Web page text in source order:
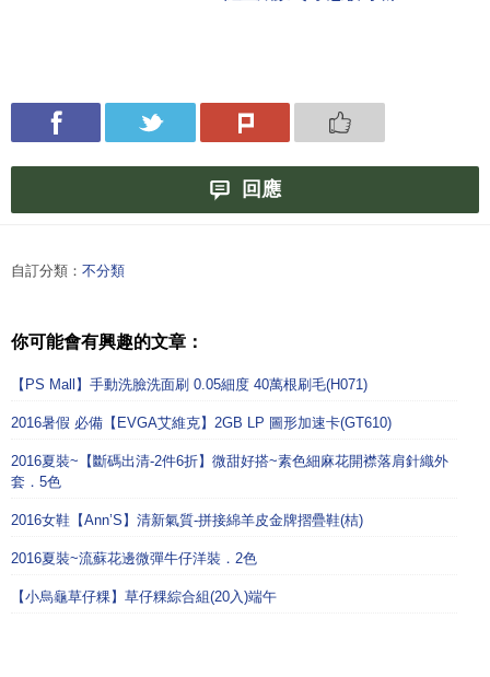
回應
自訂分類： 不分類
你可能會有興趣的文章：
【PS Mall】手動洗臉洗面刷 0.05細度 40萬根刷毛(H071)
2016暑假 必備【EVGA艾維克】2GB LP 圖形加速卡(GT610)
2016夏裝~【斷碼出清-2件6折】微甜好搭~素色細麻花開襟落肩針織外
套．5色
2016女鞋【Ann’S】清新氣質-拼接綿羊皮金牌摺疊鞋(桔)
2016夏裝~流蘇花邊微彈牛仔洋裝．2色
【小烏龜草仔粿】草仔粿綜合組(20入)端午